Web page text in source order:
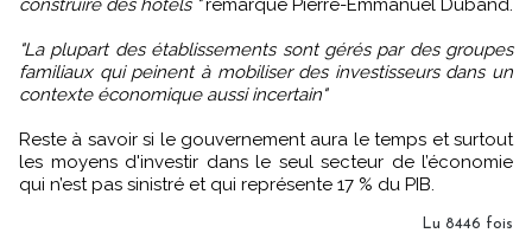
construire des hôtels "remarque Pierre-Emmanuel Duband.
"La plupart des établissements sont gérés par des groupes
familiaux qui peinent à mobiliser des investisseurs dans un
contexte économique aussi incertain"
Reste à savoir si le gouvernement aura le temps et surtout
les moyens d'investir dans le seul secteur de l’économie
qui n’est pas sinistré et qui représente 17 % du PIB.
Lu 8446 fois